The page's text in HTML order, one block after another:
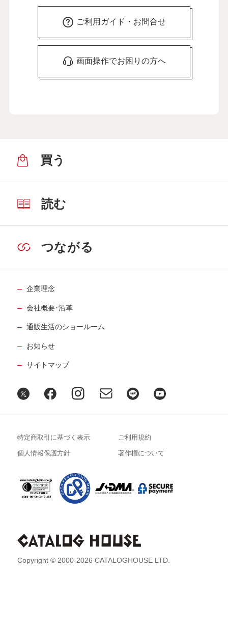
ご利用ガイド・お問合せ
画面操作でお困りの方へ
買う
読む
つながる
企業理念
会社概要･沿革
通販生活のショールーム
お知らせ
サイトマップ
Copyright © 2000-2026 CATALOGHOUSE LTD.
特定商取引に基づく表示 ご利用規約
個人情報保護方針 著作権について